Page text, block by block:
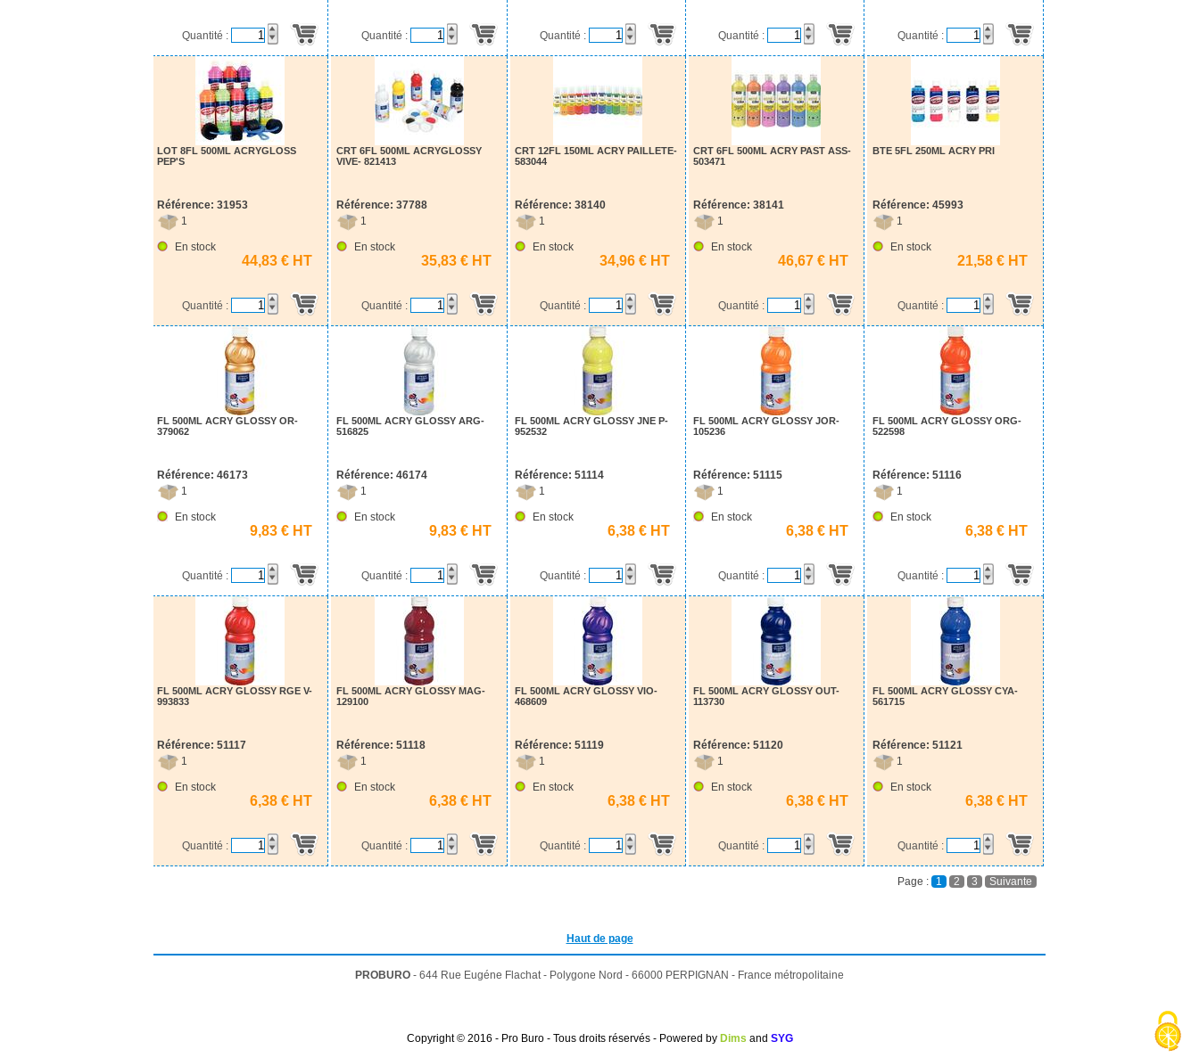
Quantité : Quantité : Quantité : Quantité : Quantité :
LOT 8FL 500ML ACRYGLOSS
PEP'S
Référence: 31953
1
En stock
44,83 € HT
Quantité :
CRT 6FL 500ML ACRYGLOSSY
VIVE- 821413
Référence: 37788
1
En stock
35,83 € HT
Quantité :
CRT 12FL 150ML ACRY PAILLETE-
583044
Référence: 38140
1
En stock
34,96 € HT
Quantité :
CRT 6FL 500ML ACRY PAST ASS-
503471
Référence: 38141
1
En stock
46,67 € HT
Quantité :
BTE 5FL 250ML ACRY PRI
Référence: 45993
1
En stock
21,58 € HT
Quantité :
FL 500ML ACRY GLOSSY OR-
379062
Référence: 46173
1
En stock
9,83 € HT
Quantité :
FL 500ML ACRY GLOSSY ARG-
516825
Référence: 46174
1
En stock
9,83 € HT
Quantité :
FL 500ML ACRY GLOSSY JNE P-
952532
Référence: 51114
1
En stock
6,38 € HT
Quantité :
FL 500ML ACRY GLOSSY JOR-
105236
Référence: 51115
1
En stock
6,38 € HT
Quantité :
FL 500ML ACRY GLOSSY ORG-
522598
Référence: 51116
1
En stock
6,38 € HT
Quantité :
FL 500ML ACRY GLOSSY RGE V-
993833
Référence: 51117
1
En stock
6,38 € HT
Quantité :
FL 500ML ACRY GLOSSY MAG-
129100
Référence: 51118
1
En stock
6,38 € HT
Quantité :
FL 500ML ACRY GLOSSY VIO-
468609
Référence: 51119
1
En stock
6,38 € HT
Quantité :
FL 500ML ACRY GLOSSY OUT-
113730
Référence: 51120
1
En stock
6,38 € HT
Quantité :
FL 500ML ACRY GLOSSY CYA-
561715
Référence: 51121
1
En stock
6,38 € HT
Quantité :
Page : 1 2 3 Suivante
Haut de page
PROBURO - 644 Rue Eugéne Flachat - Polygone Nord - 66000 PERPIGNAN - France métropolitaine
Copyright © 2016 - Pro Buro - Tous droits réservés - Powered by Dims and SYG